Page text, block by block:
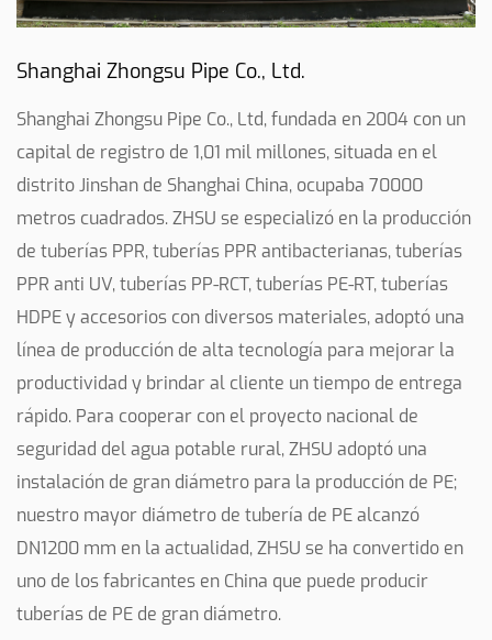
Shanghai Zhongsu Pipe Co., Ltd.
Shanghai Zhongsu Pipe Co., Ltd, fundada en 2004 con un
capital de registro de 1,01 mil millones, situada en el
distrito Jinshan de Shanghai China, ocupaba 70000
metros cuadrados. ZHSU se especializó en la producción
de tuberías PPR, tuberías PPR antibacterianas, tuberías
PPR anti UV, tuberías PP-RCT, tuberías PE-RT, tuberías
HDPE y accesorios con diversos materiales, adoptó una
línea de producción de alta tecnología para mejorar la
productividad y brindar al cliente un tiempo de entrega
rápido. Para cooperar con el proyecto nacional de
seguridad del agua potable rural, ZHSU adoptó una
instalación de gran diámetro para la producción de PE;
nuestro mayor diámetro de tubería de PE alcanzó
DN1200 mm en la actualidad, ZHSU se ha convertido en
uno de los fabricantes en China que puede producir
tuberías de PE de gran diámetro.